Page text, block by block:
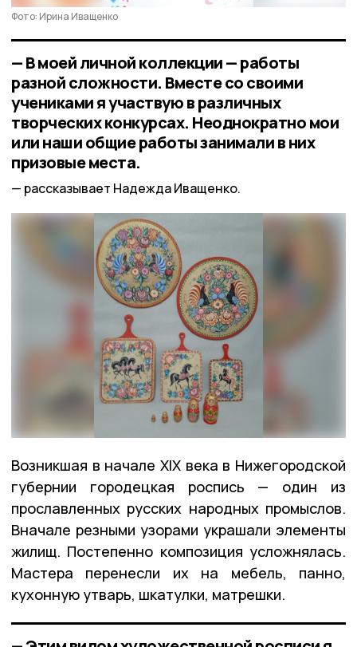
Фото: Ирина Иващенко
— В моей личной коллекции — работы
разной сложности. Вместе со своими
учениками я участвую в различных
творческих конкурсах. Неоднократно мои
или наши общие работы занимали в них
призовые места.
рассказывает Надежда Иващенко.
Возникшая в начале XIX века в Нижегородской
губернии городецкая роспись — один из
прославленных русских народных промыслов.
Вначале резными узорами украшали элементы
жилищ. Постепенно композиция усложнялась.
Мастера перенесли их на мебель, панно,
кухонную утварь, шкатулки, матрешки.